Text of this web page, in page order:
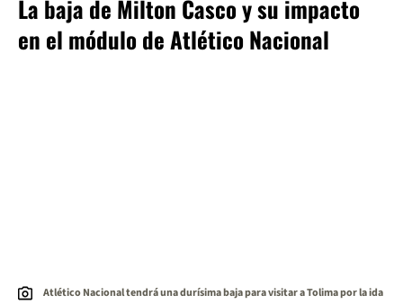
La baja de Milton Casco y su impacto
en el módulo de Atlético Nacional
Atlético Nacional tendrá una durísima baja para visitar a Tolima por la ida